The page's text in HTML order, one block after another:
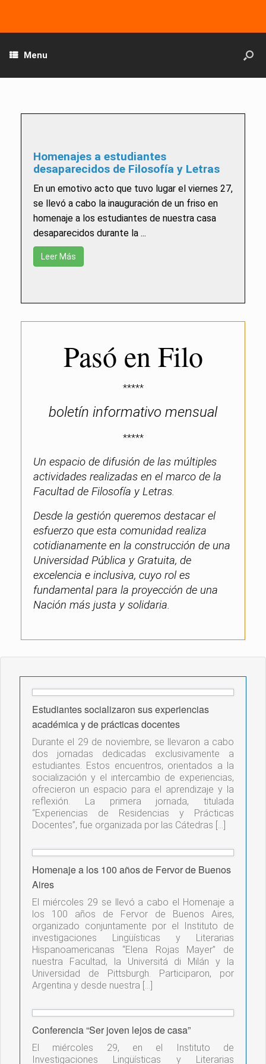
Menu
Homenajes a estudiantes
desaparecidos de Filosofía y Letras
En un emotivo acto que tuvo lugar el viernes 27,
se llevó a cabo la inauguración de un friso en
homenaje a los estudiantes de nuestra casa
desaparecidos durante la ...
Leer Más
Pasó en Filo
*****
boletín informativo mensual
*****
Un espacio de difusión de las múltiples
actividades realizadas en el marco de la
Facultad de Filosofía y Letras.
Desde la gestión queremos destacar el
esfuerzo que esta comunidad realiza
cotidianamente en la construcción de una
Universidad Pública y Gratuita, de
excelencia e inclusiva, cuyo rol es
fundamental para la proyección de una
Nación más justa y solidaria.
Estudiantes socializaron sus experiencias
académica y de prácticas docentes
Durante el 29 de noviembre, se llevaron a cabo
dos jornadas dedicadas exclusivamente a
estudiantes. Estos encuentros, orientados a la
socialización y el intercambio de experiencias,
ofrecieron un espacio para el aprendizaje y la
reflexión. La primera jornada, titulada
“Experiencias de Residencias y Prácticas
Docentes”, fue organizada por las Cátedras […]
Homenaje a los 100 años de Fervor de Buenos
Aires
El miércoles 29 se llevó a cabo el Homenaje a
los 100 años de Fervor de Buenos Aires,
organizado conjuntamente por el Instituto de
investigaciones Lingüísticas y Literarias
Hispanoamericanas “Elena Rojas Mayer” de
nuestra Facultad, la Universitá di Milán y la
Universidad de Pittsburgh. Participaron, por
Argentina y desde nuestra […]
Conferencia “Ser joven lejos de casa”
El miércoles 29, en el Instituto de
Investigaciones Lingüísticas y Literarias